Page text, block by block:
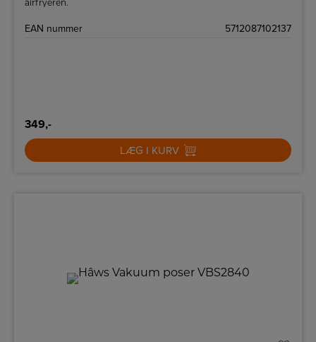
airfryeren.
EAN nummer 5712087102137
349,-
LÆG I KURV